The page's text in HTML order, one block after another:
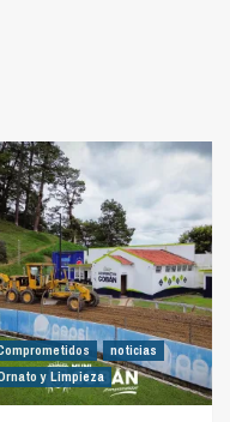
noticias
y Limpieza